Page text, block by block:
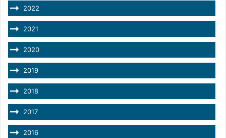
2022
2021
2020
2019
2018
2017
2016